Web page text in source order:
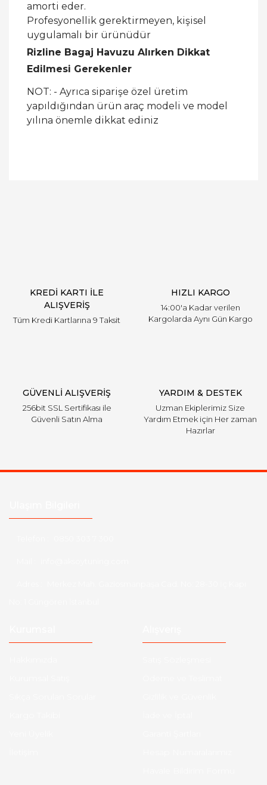
amorti eder.
Profesyonellik gerektirmeyen, kişisel
uygulamalı bir ürünüdür
Rizline Bagaj Havuzu Alırken Dikkat
Edilmesi Gerekenler
NOT: - Ayrıca siparişe özel üretim
yapıldığından ürün araç modeli ve model
yılına önemle dikkat ediniz
KREDİ KARTI İLE
ALIŞVERİŞ
Tüm Kredi Kartlarına 9 Taksit
HIZLI KARGO
14:00'a Kadar verilen
Kargolarda Aynı Gün Kargo
GÜVENLİ ALIŞVERİŞ
256bit SSL Sertifikası ile
Güvenli Satın Alma
YARDIM & DESTEK
Uzman Ekiplerimiz Size
Yardım Etmek için Her zaman
Hazırlar